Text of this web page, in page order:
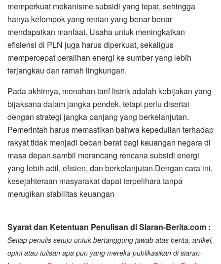
memperkuat mekanisme subsidi yang tepat, sehingga
hanya kelompok yang rentan yang benar-benar
mendapatkan manfaat. Usaha untuk meningkatkan
efisiensi di PLN juga harus diperkuat, sekaligus
mempercepat peralihan energi ke sumber yang lebih
terjangkau dan ramah lingkungan.
Pada akhirnya, menahan tarif listrik adalah kebijakan yang
bijaksana dalam jangka pendek, tetapi perlu disertai
dengan strategi jangka panjang yang berkelanjutan.
Pemerintah harus memastikan bahwa kepedulian terhadap
rakyat tidak menjadi beban berat bagi keuangan negara di
masa depan.sambil merancang rencana subsidi energi
yang lebih adil, efisien, dan berkelanjutan.Dengan cara ini,
kesejahteraan masyarakat dapat terpelihara tanpa
merugikan stabilitas keuangan
Syarat dan Ketentuan Penulisan di Siaran-Berita.com :
Setiap penulis setuju untuk bertanggung jawab atas berita, artikel,
opini atau tulisan apa pun yang mereka publikasikan di siaran-